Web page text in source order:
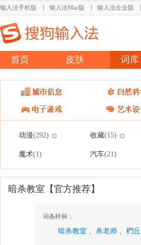
输入法手机版 输入法Mac版 输入法企业版
首页 皮肤 词库
动漫(292) 收藏(15)
魔术(1) 汽车(21)
暗杀教室【官方推荐】
词条样例：
暗杀教室 、 杀老师 、 椚丘